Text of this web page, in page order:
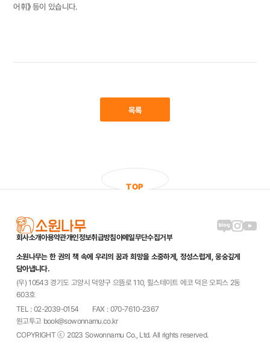
어휘》 등이 있습니다.
목록
TOP
블로그 링크
인스타그
유튜브
회사소개이용약관개인정보취급방침이메일무단수집거부
소원나무는 한 권의 책 속에 우리의 꿈과 희망을 소중하게, 정성스럽게, 웅숭깊게
담아냅니다.
(우) 10543 경기도 고양시 덕양구 으뜸로 110, 힐스테이트 에코 덕은 오피스 2동
603호
TEL : 02-2039-0154
FAX : 070-7610-2367
원고투고 book@sowonnamu.co.kr
COPYRIGHT ⓒ 2023 Sowonnamu Co., Ltd. All rights reserved.